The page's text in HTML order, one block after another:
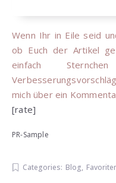
Wenn Ihr in Eile seid
ob Euch der Artikel
einfach
mich über ein
[rate]
PR-Sample
Categories: Blog,